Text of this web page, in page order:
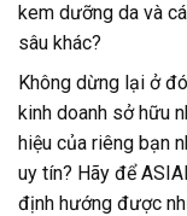
kem dưỡng da và
sâu khác?
Không dừng lại ở
kinh doanh sở hữu
hiệu của riêng bạn
uy tín? Hãy để
định hướng được